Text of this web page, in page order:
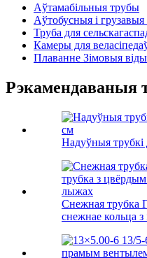
Аўтамабільныя трубы
Аўтобусныя і
Труба для
Камеры для
Плаванне Зімовыя
Рэкамендаваныя
Надуўныя
Снежная трубка
снежнае кольца